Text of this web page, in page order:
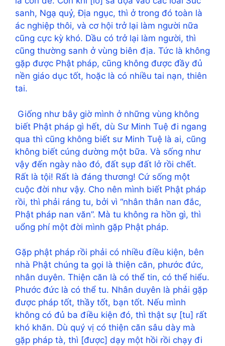
sanh, Ngạ quỷ, Địa ngục, thì ở trong đó toàn là
ác nghiệp thôi, và cơ hội trở lại làm người nữa
cũng cực kỳ khó. Dầu có trở lại làm người, thì
cũng thường sanh ở vùng biên địa. Tức là không
gặp được Phật pháp, cũng không được đầy đủ
nền giáo dục tốt, hoặc là có nhiều tai nạn, thiên
tai.
Giống như bây giờ mình ở những vùng không
biết Phật pháp gì hết, dù Sư Minh Tuệ đi ngang
qua thì cũng không biết sư Minh Tuệ là ai, cũng
không biết cúng dường một bữa. Và sống như
vậy đến ngày nào đó, đất sụp đất lở rồi chết.
Rất là tội! Rất là đáng thương! Cứ sống một
cuộc đời như vậy. Cho nên mình biết Phật pháp
rồi, thì phải ráng tu, bởi vì “nhân thân nan đắc,
Phật pháp nan văn”. Mà tu không ra hồn gì, thì
uổng phí một đời mình gặp Phật pháp.
Gặp phật pháp rồi phải có nhiều điều kiện, bên
nhà Phật chúng ta gọi là thiện căn, phước đức,
nhân duyên. Thiện căn là có thể tin, có thể hiểu.
Phước đức là có thể tu. Nhân duyên là phải gặp
được pháp tốt, thầy tốt, bạn tốt. Nếu mình
không có đủ ba điều kiện đó, thì thật sự [tu] rất
khó khăn. Dù quý vị có thiện căn sâu dày mà
gặp pháp tà, thì [được] dạy một hồi rồi chạy đi